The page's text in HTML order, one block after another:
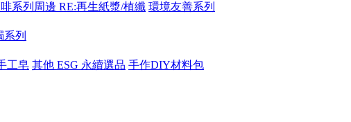
系列周邊 RE:再生紙漿/植纖 環境友善系列
系列
工皂 其他 ESG 永續選品 手作DIY材料包